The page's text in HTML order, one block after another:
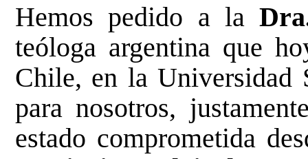
Hemos pedido a la
teóloga argentina que
Chile, en la Universidad
para nosotros,
estado comprometida